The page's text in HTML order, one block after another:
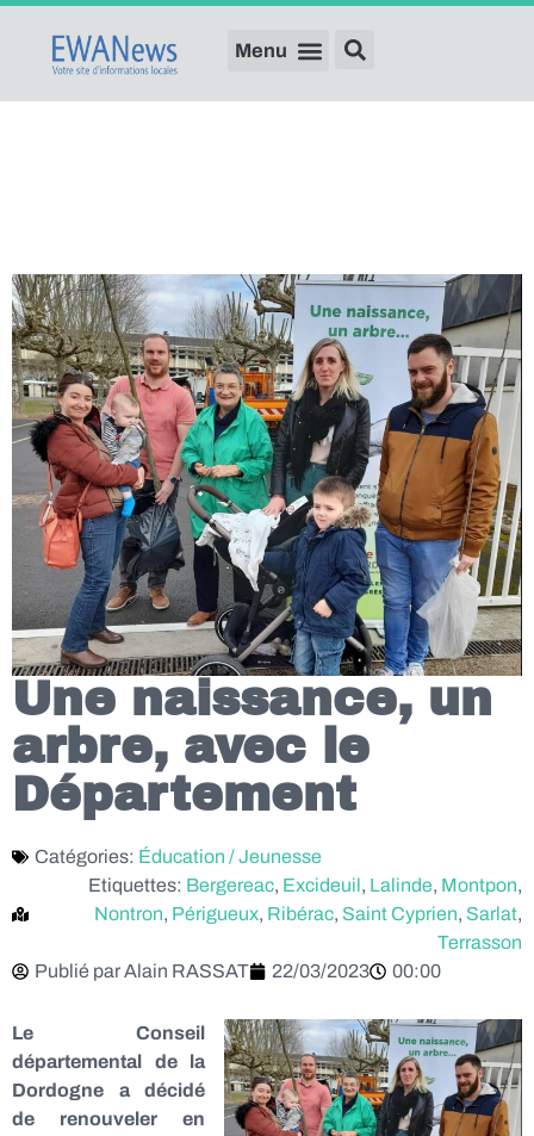
Une naissance, un
arbre, avec le
Département
Catégories: Éducation / Jeunesse
Etiquettes: Bergereac, Excideuil, Lalinde, Montpon,
Nontron, Périgueux, Ribérac, Saint Cyprien, Sarlat,
Terrasson
Publié parAlain RASSAT 22/03/2023 00:00
Le Conseil
départemental de la
Dordogne a décidé
de renouveler en